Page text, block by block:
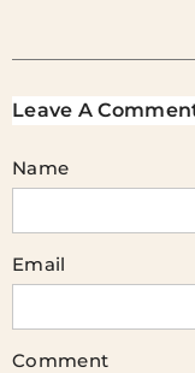
Leave A
Name
Email
Comment